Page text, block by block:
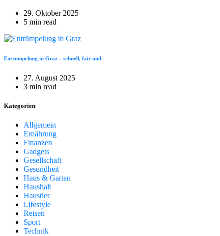
29. Oktober 2025
5 min read
Entrümpelung in Graz – schnell, fair und
27. August 2025
3 min read
Kategorien
Allgemein
Ernährung
Finanzen
Gadgets
Gesellschaft
Gesundheit
Haus & Garten
Haushalt
Haustier
Lifestyle
Reisen
Sport
Technik